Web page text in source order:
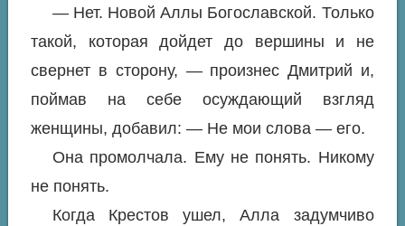
— Нет. Новой Аллы Богославской. Только
такой, которая дойдет до вершины и не
свернет в сторону, — произнес Дмитрий и,
поймав на себе осуждающий взгляд
женщины, добавил: — Не мои слова — его.
Она промолчала. Ему не понять. Никому
не понять.
Когда Крестов ушел, Алла задумчиво